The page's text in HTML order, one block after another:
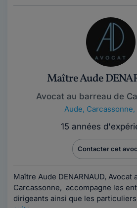
Maître Aude
Avocat au barreau de
Aude, Carcassonne,
15 années
Contacter cet
Maître Aude DENARNAUD, Avocat
Carcassonne, accompagne les
dirigeants ainsi que les